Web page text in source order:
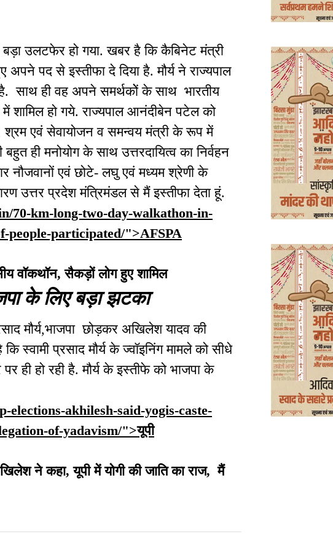
उलटफेर हो गया. खबर है कि कैबिनेट मंत्री
अपने पद से इस्तीफा दे दिया है. मौर्य ने राज्यपाल
साथ ही वह अपने समर्थकोें के साथ भारतीय
में शामिल हो गये. राज्यपाल आनंदीबेन पटेल को
श्रम एवं सेवायोजन व समन्वय मंत्री के रूप में
बहुत ही मनोयोग के साथ उत्तरदायित्व का निर्वहन
नौजवानों एवं छोटे- लघु एवं मध्यम श्रेणी के
उत्तर प्रदेश मंत्रिमंडल से मैं इस्तीफा देता हूं.
70-km-long-two-day-walkathon-in-
people-participated/">AFSPA
वॉकथॉन, सैकड़ों लोग हुए शामिल
के लिए बड़ा झटका
मौर्य,भाजपा छोड़कर अखिलेश यादव की
स्वामी प्रसाद मौर्य के ज्वॉइनिंग मामले को सीधे
हो रही है. मौर्य के इस्तीफे को भाजपा के
elections-akhilesh-said-yogis-caste-
of-yadavism/">यूपी
ने कहा, यूपी में योगी की जाति का राज, मैं